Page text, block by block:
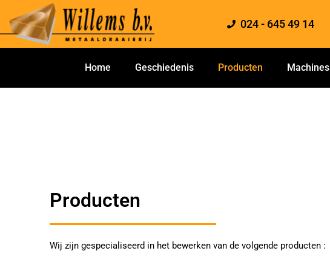
naar
de
inhoud
024 - 645 49 14
Home Geschiedenis Producten Machines
Producten
Wij zijn gespecialiseerd in het bewerken van de volgende producten :